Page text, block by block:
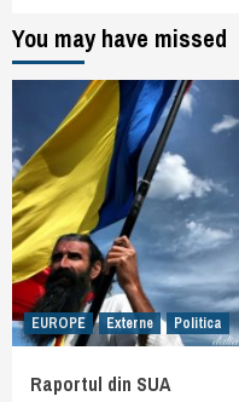
You may have missed
EUROPE Externe Politica
Raportul din SUA